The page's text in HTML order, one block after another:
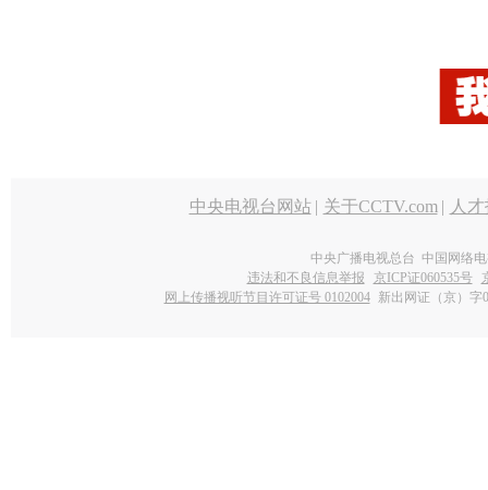
中央电视台网站 | 关于CCTV.com | 人
中央广播电视总台 中国网络
违法和不良信息举报
京ICP证060535号
网上传播视听节目许可证号 0102004 新出网证（京）